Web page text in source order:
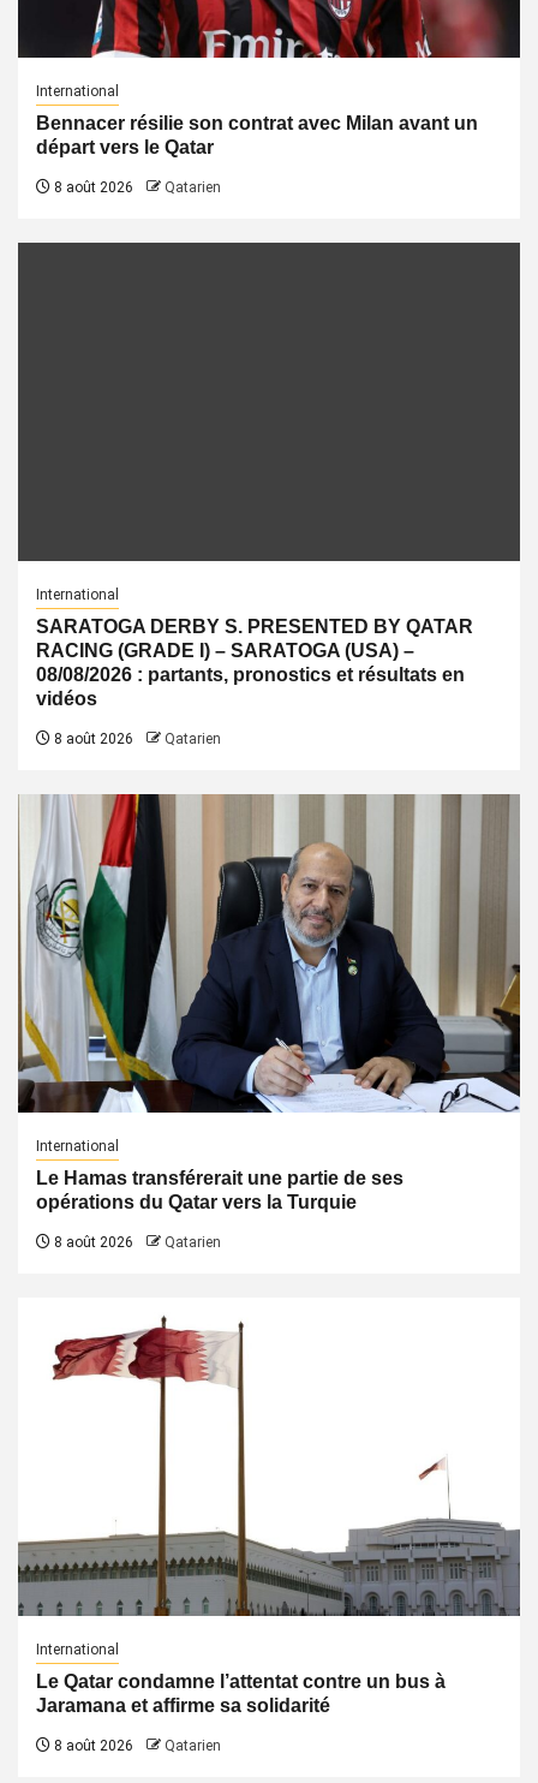
International
Bennacer résilie son contrat avec Milan avant un
départ vers le Qatar
8 août 2026 Qatarien
International
SARATOGA DERBY S. PRESENTED BY QATAR
RACING (GRADE I) – SARATOGA (USA) –
08/08/2026 : partants, pronostics et résultats en
vidéos
8 août 2026 Qatarien
International
Le Hamas transférerait une partie de ses
opérations du Qatar vers la Turquie
8 août 2026 Qatarien
International
Le Qatar condamne l’attentat contre un bus à
Jaramana et affirme sa solidarité
8 août 2026 Qatarien